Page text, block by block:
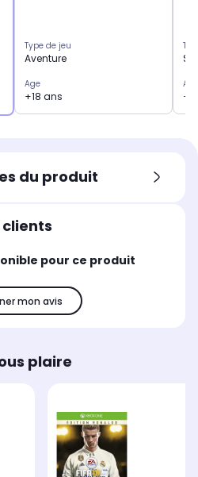
Type de jeu
Aventure
Age
+18 ans
Age
du produit
clients
pour ce produit
mon avis
plaire